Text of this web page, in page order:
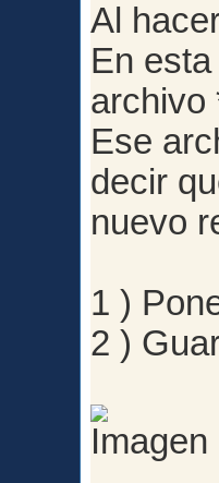
Al
En
archivo
Ese
decir
nuevo
1 )
2 )